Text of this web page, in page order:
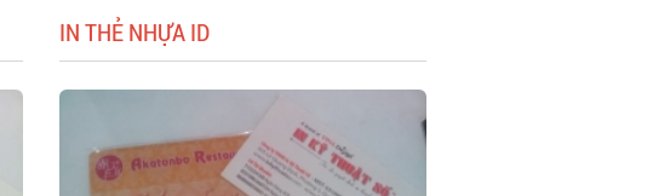
IN THẺ NHỰA ID